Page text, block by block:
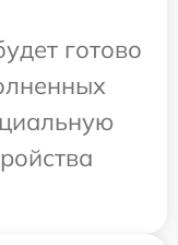
готово